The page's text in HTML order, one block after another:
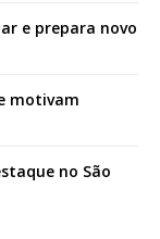
e prepara novo
motivam
no São